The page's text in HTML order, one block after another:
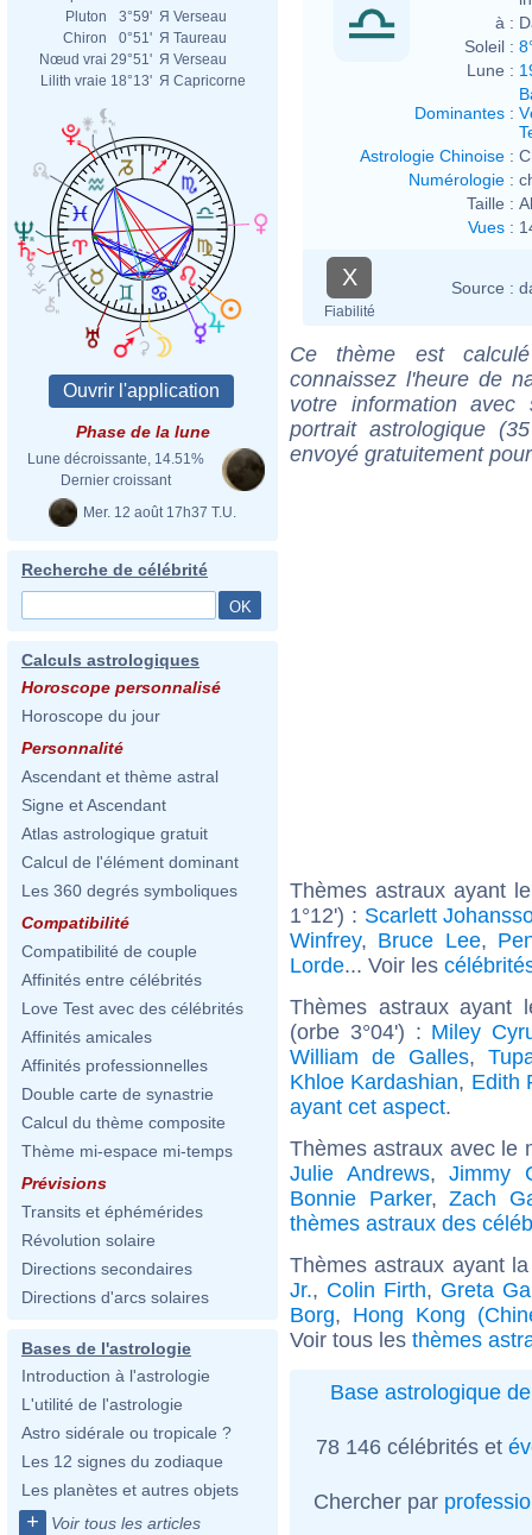
Pluton
3°59' Я Verseau
Chiron
0°51' Я Taureau
Nœud vrai 29°51' Я Verseau
Lilith vraie 18°13' Я Capricorne
Phase de la lune
Lune décroissante, 14.51%
Dernier croissant
Mer. 12 août 17h37 T.U.
Recherche de célébrité
Calculs astrologiques
Horoscope personnalisé
Horoscope du jour
Personnalité
Ascendant et thème astral
Signe et Ascendant
Atlas astrologique gratuit
Calcul de l'élément dominant
Les 360 degrés symboliques
Compatibilité
Compatibilité de couple
Affinités entre célébrités
Love Test avec des célébrités
Affinités amicales
Affinités professionnelles
Double carte de synastrie
Calcul du thème composite
Thème mi-espace mi-temps
Prévisions
Transits et éphémérides
Révolution solaire
Directions secondaires
Directions d'arcs solaires
Bases de l'astrologie
Introduction à l'astrologie
L'utilité de l'astrologie
Astro sidérale ou tropicale ?
Les 12 signes du zodiaque
Les planètes et autres objets
+ Voir tous les articles
à :
Soleil :
Lune :
Dominantes :
Astrologie Chinoise :
Numérologie :
Taille :
Vues :
X
Fiabilité
Source :
Ce thème est
connaissez l'heure de
votre information
portrait astrologique
envoyé gratuitement
Thèmes astraux ayant
1°12') : Scarlett
Winfrey, Bruce Lee,
Lorde... Voir les
Thèmes astraux ayant
(orbe 3°04') : Miley
William de Galles,
Khloe Kardashian, Edith
ayant cet aspect.
Thèmes astraux avec le
Julie Andrews,Jimmy
Bonnie Parker, Zach
thèmes astraux des
Thèmes astraux ayant
Jr., Colin Firth, Greta
Borg, Hong Kong
Voir tous les thèmes
Base astrologique
78 146 célébrités et
Chercher par